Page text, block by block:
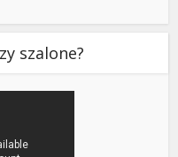
szalone?